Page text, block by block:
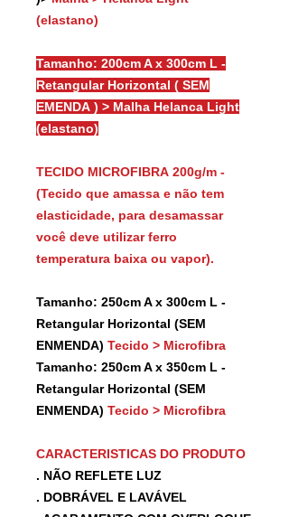
(elastano)
Tamanho: 200cm A x 300cm L -
Retangular Horizontal ( SEM
EMENDA ) > Malha Helanca Light
(elastano)
TECIDO MICROFIBRA 200g/m -
(Tecido que amassa e não tem
elasticidade, para desamassar
você deve utilizar ferro
temperatura baixa ou vapor).
Tamanho: 250cm A x 300cm L -
Retangular Horizontal (SEM
ENMENDA) Tecido > Microfibra
Tamanho: 250cm A x 350cm L -
Retangular Horizontal (SEM
ENMENDA) Tecido > Microfibra
CARACTERISTICAS DO PRODUTO
. NÃO REFLETE LUZ
. DOBRÁVEL E LAVÁVEL